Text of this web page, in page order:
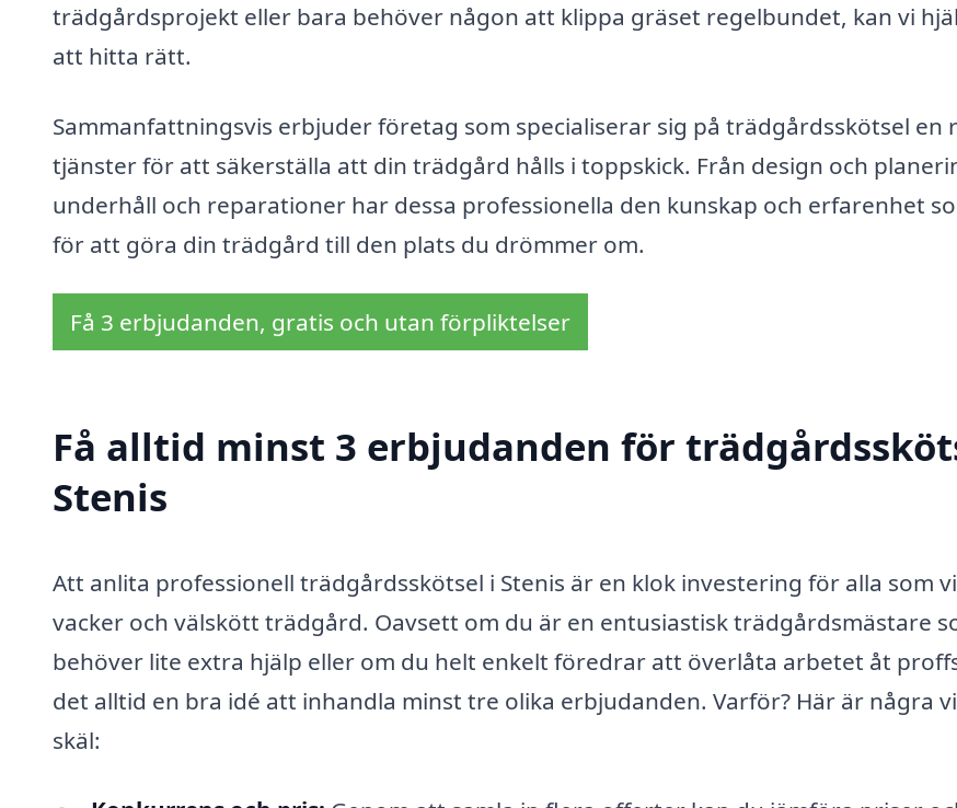
trädgårdsprojekt eller bara behöver någon att klippa gräset regelbundet, kan vi
att hitta rätt.
Sammanfattningsvis erbjuder företag som specialiserar sig på trädgårdsskötsel en
tjänster för att säkerställa att din trädgård hålls i toppskick. Från design och
underhåll och reparationer har dessa professionella den kunskap och erfarenhet
för att göra din trädgård till den plats du drömmer om.
Få 3 erbjudanden, gratis och utan förpliktelser
Få alltid minst 3 erbjudanden för
Stenis
Att anlita professionell trädgårdsskötsel i Stenis är en klok investering för alla som
vacker och välskött trädgård. Oavsett om du är en entusiastisk trädgårdsmästare
behöver lite extra hjälp eller om du helt enkelt föredrar att överlåta arbetet åt
det alltid en bra idé att inhandla minst tre olika erbjudanden. Varför? Här är några
skäl: